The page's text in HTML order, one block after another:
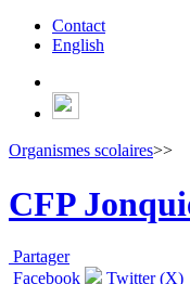
Contact
English
Organismes scolaires>>
CFP
Partager
Facebook
Twitter (X)